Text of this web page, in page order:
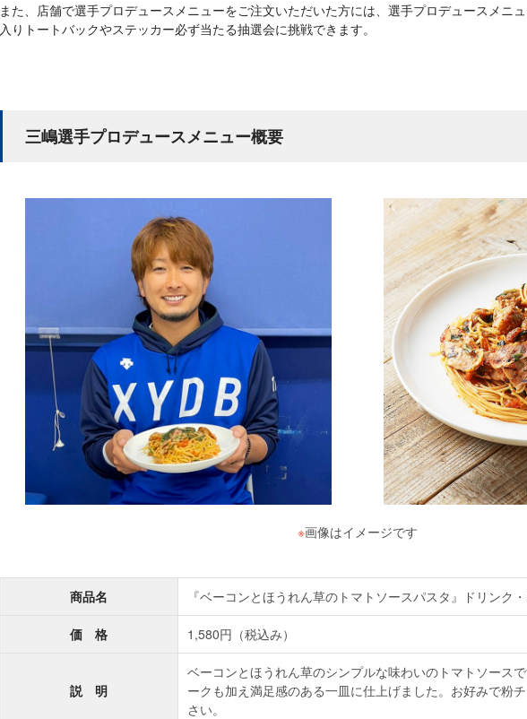
また、店舗で選手プロデュースメニューをご注文いただいた方には、選手プロデュースメニ
入りトートバックやステッカー必ず当たる抽選会に挑戦できます。
三嶋選手プロデュースメニュー概要
※画像はイメージです
商品名 『ベーコンとほうれん草のトマトソースパスタ』ドリンク
価 格 1,580円（税込み）
説 明
ベーコンとほうれん草のシンプルな味わいのトマトソース
ークも加え満足感のある一皿に仕上げました。お好みで粉
さい。